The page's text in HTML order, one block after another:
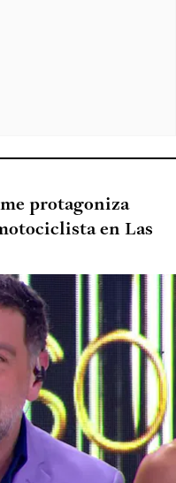
protagoniza
en Las